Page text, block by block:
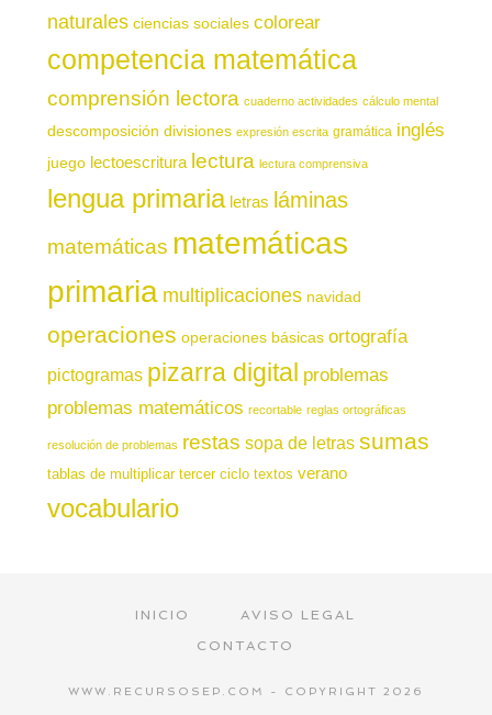
naturales ciencias sociales colorear
competencia matemática
comprensión lectora cuaderno actividades cálculo mental
descomposición divisiones expresión escrita gramática inglés
juego lectoescritura lectura lectura comprensiva
lengua primaria letras láminas
matemáticas matemáticas
primaria multiplicaciones navidad
operaciones operaciones básicas ortografía
pictogramas pizarra digital problemas
problemas matemáticos recortable reglas ortográficas
resolución de problemas restas sopa de letras sumas
tablas de multiplicar tercer ciclo textos verano
vocabulario
INICIO
AVISO LEGAL
CONTACTO
WWW.RECURSOSEP.COM - COPYRIGHT 2026